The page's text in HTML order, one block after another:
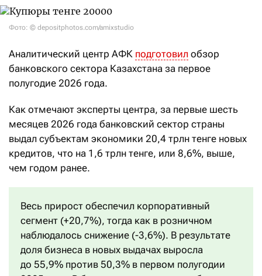
Фото: © depositphotos.com/amixstudio
Аналитический центр АФК подготовил обзор
банковского сектора Казахстана за первое
полугодие 2026 года.
Как отмечают эксперты центра, за первые шесть
месяцев 2026 года банковский сектор страны
выдал субъектам экономики 20,4 трлн тенге новых
кредитов, что на 1,6 трлн тенге, или 8,6%, выше,
чем годом ранее.
Весь прирост обеспечил корпоративный
сегмент (+20,7%), тогда как в розничном
наблюдалось снижение (-3,6%). В результате
доля бизнеса в новых выдачах выросла
до 55,9% против 50,3% в первом полугодии